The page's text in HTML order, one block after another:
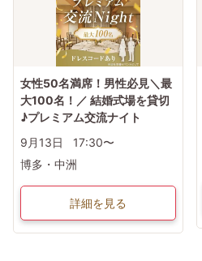
ださい。
女性50名満席！男性必見＼最
大100名！／ 結婚式場を貸切
♪プレミアム交流ナイト
9月13日
17:30〜
博多・中洲
詳細を見る